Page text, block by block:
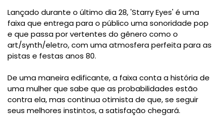
Lançado durante o último dia 28, 'Starry Eyes' é uma
faixa que entrega para o público uma sonoridade pop
e que passa por vertentes do gênero como o
art/synth/eletro, com uma atmosfera perfeita para as
pistas e festas anos 80.
De uma maneira edificante, a faixa conta a história de
uma mulher que sabe que as probabilidades estão
contra ela, mas continua otimista de que, se seguir
seus melhores instintos, a satisfação chegará.